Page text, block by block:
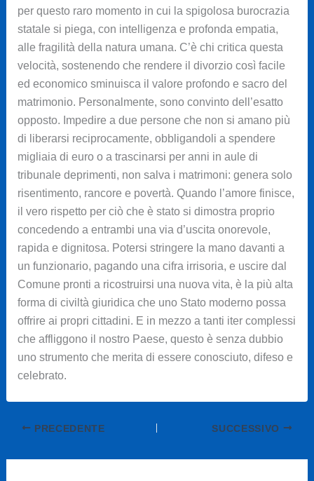
per questo raro momento in cui la spigolosa burocrazia
statale si piega, con intelligenza e profonda empatia,
alle fragilità della natura umana. C’è chi critica questa
velocità, sostenendo che rendere il divorzio così facile
ed economico sminuisca il valore profondo e sacro del
matrimonio. Personalmente, sono convinto dell’esatto
opposto. Impedire a due persone che non si amano più
di liberarsi reciprocamente, obbligandoli a spendere
migliaia di euro o a trascinarsi per anni in aule di
tribunale deprimenti, non salva i matrimoni: genera solo
risentimento, rancore e povertà. Quando l’amore finisce,
il vero rispetto per ciò che è stato si dimostra proprio
concedendo a entrambi una via d’uscita onorevole,
rapida e dignitosa. Potersi stringere la mano davanti a
un funzionario, pagando una cifra irrisoria, e uscire dal
Comune pronti a ricostruirsi una nuova vita, è la più alta
forma di civiltà giuridica che uno Stato moderno possa
offrire ai propri cittadini. E in mezzo a tanti iter complessi
che affliggono il nostro Paese, questo è senza dubbio
uno strumento che merita di essere conosciuto, difeso e
celebrato.
PRECEDENTE SUCCESSIVO